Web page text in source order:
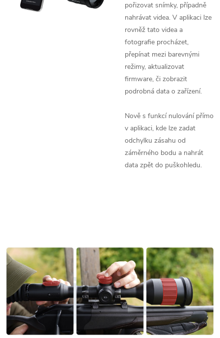
pořizovat snímky, případně
nahrávat videa. V aplikaci lze
rovněž tato videa a
fotografie procházet,
přepínat mezi barevnými
režimy, aktualizovat
firmware, či zobrazit
podrobná data o zařízení.
Nově s funkcí nulování přímo
v aplikaci, kde lze zadat
odchylku zásahu od
záměrného bodu a nahrát
data zpět do puškohledu.